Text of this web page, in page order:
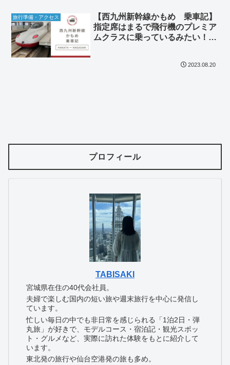
旅行準備・アクセス
【西九州新幹線かもめ 乗車記】
指定席はまるで飛行機のプレミア
ムクラスに乗っているみたい！エ
2023.08.20
プロフィール
TABISAKI
宮城県在住の40代会社員。
夫婦で楽しむ国内の短い旅や週末旅行を中心に発信し
ています。
忙しい毎日の中でも非日常を感じられる「1泊2日・弾
丸旅」が好きで、モデルコース・宿泊記・観光スポッ
ト・グルメなど、実際に訪れた体験をもとに紹介して
います。
東北発の旅行や仙台空港発の旅も多め。